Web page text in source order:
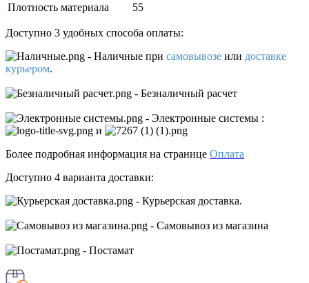
Плотность материала
55
Доступно 3 удобных способа оплаты:
- Наличные при самовывозе или доставке
курьером.
- Безналичный расчет
- Электронные системы :
и
Более подробная информация на странице Оплата
Доступно 4 варианта доставки:
- Курьерская доставка.
- Самовывоз из магазина
- Постамат